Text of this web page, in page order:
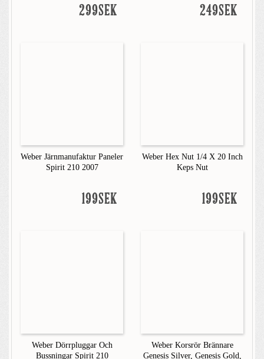
299SEK 249SEK
Weber Järnmanufaktur Paneler
Spirit 210 2007
199SEK
Weber Hex Nut 1/4 X 20 Inch
Keps Nut
199SEK
Weber Dörrpluggar Och
Bussningar Spirit 210
Weber Korsrör Brännare
Genesis Silver, Genesis Gold,